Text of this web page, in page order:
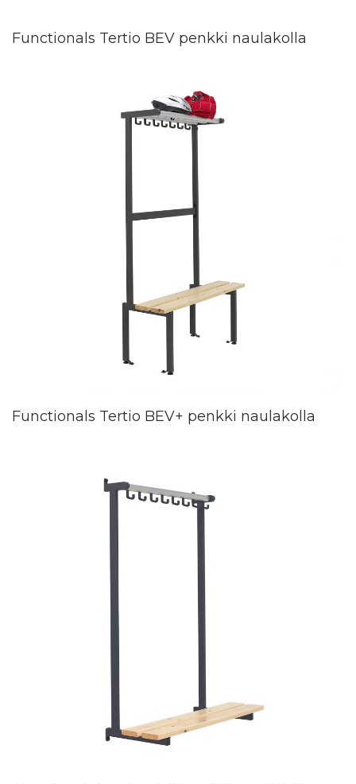
Functionals Tertio BEV penkki naulakolla
Functionals Tertio BEV+ penkki naulakolla